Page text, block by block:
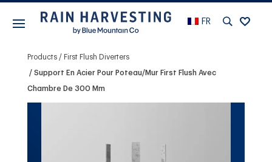
FR
Products First Flush Diverters
Support En Acier Pour Poteau/mur First Flush Avec
Chambre De 300 Mm